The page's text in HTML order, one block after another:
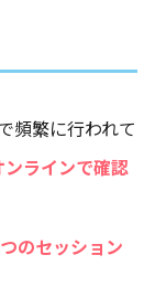
頻繁に行われて
ラインで確認
のセッション